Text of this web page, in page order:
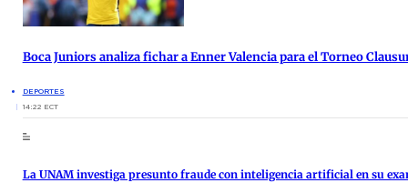
Boca Juniors analiza fichar a Enner Valencia para el Torneo
DEPORTES
14:22 ECT
La UNAM investiga presunto fraude con inteligencia artificial en su